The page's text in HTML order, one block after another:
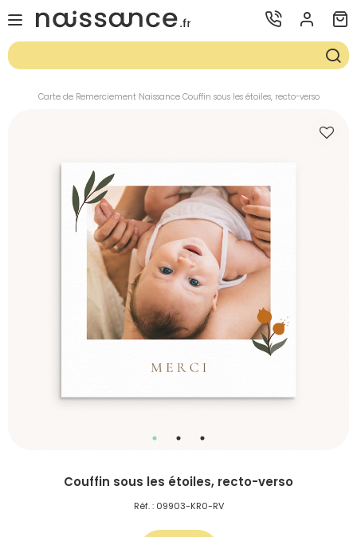
Carte de Remerciement Naissance Couffin sous les étoiles, recto-verso
Couffin sous les étoiles, recto-verso
Réf. : 09903-KR0-RV